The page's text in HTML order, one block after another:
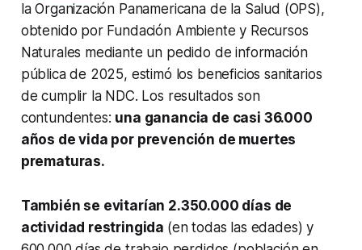
la Organización Panamericana de la Salud (OPS),
obtenido por Fundación Ambiente y Recursos
Naturales mediante un pedido de información
pública de 2025, estimó los beneficios sanitarios
de cumplir la NDC. Los resultados son
contundentes: una ganancia de casi 36.000
años de vida por prevención de muertes
prematuras.
También se evitarían 2.350.000 días de
actividad restringida (en todas las edades) y